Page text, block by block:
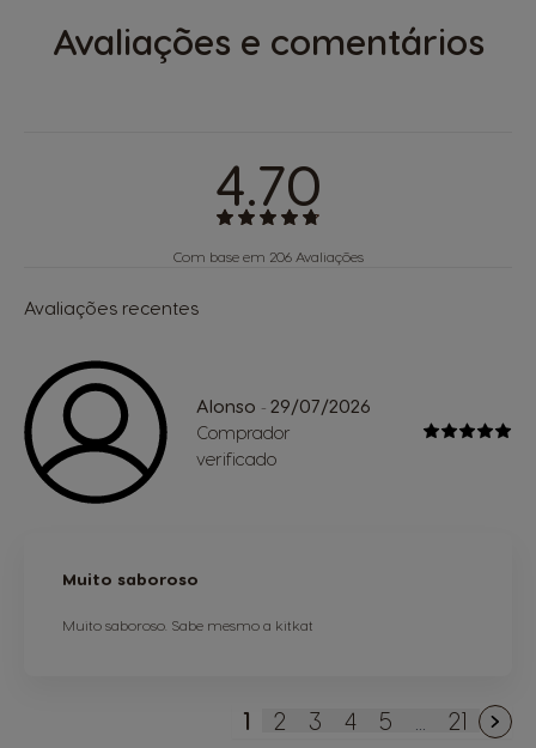
Avaliações e comentários
4.70
Com base em 206 Avaliações
Avaliações recentes
Alonso - 29/07/2026
Comprador
verificado
Muito saboroso
Muito saboroso. Sabe mesmo a kitkat
Está de momento a ler a
1 Página
2 Página
3 Página
4 Página
5 Página
21